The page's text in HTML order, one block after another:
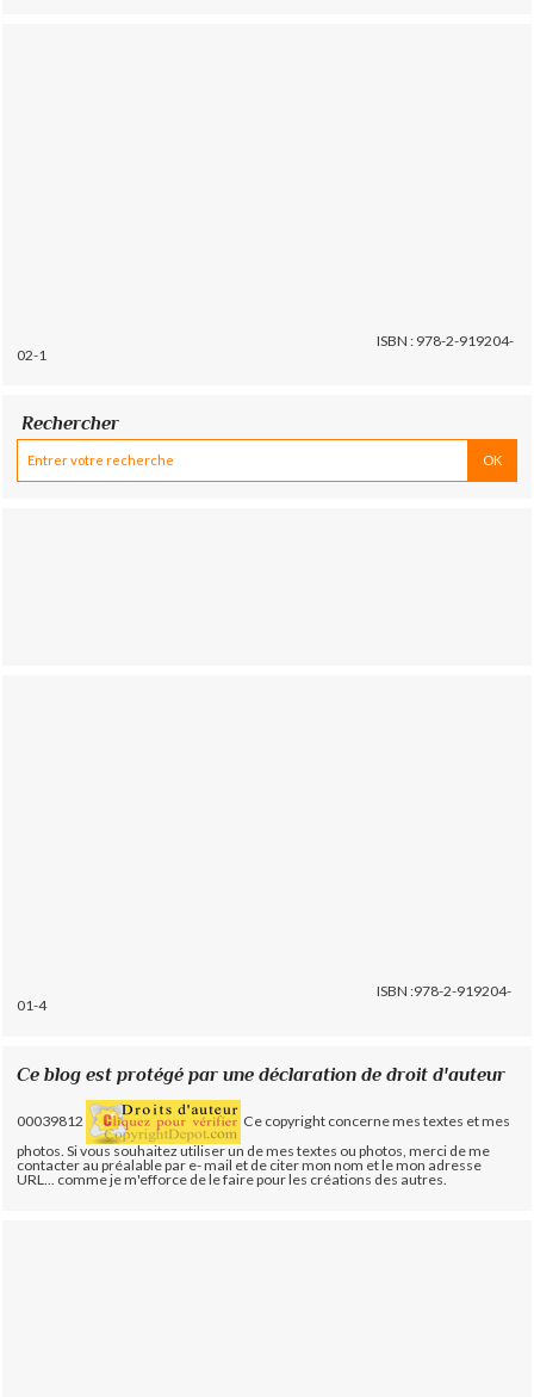
ISBN : 978-2-919204-
02-1
Rechercher
ISBN :978-2-919204-
01-4
Ce blog est protégé par une déclaration de droit d'auteur
00039812
Ce copyright concerne mes textes et mes
photos. Si vous souhaitez utiliser un de mes textes ou photos, merci de me
contacter au préalable par e- mail et de citer mon nom et le mon adresse
URL... comme je m'efforce de le faire pour les créations des autres.